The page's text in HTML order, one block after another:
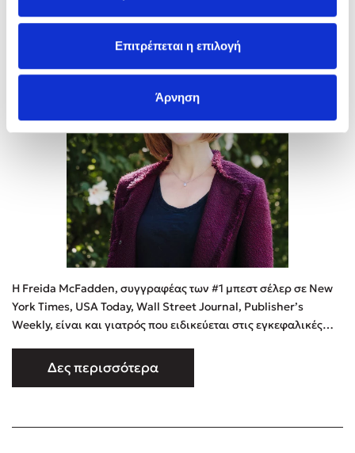
Επιτρέπεται η επιλογή
Άρνηση
Freida McFadden
Η Freida McFadden, συγγραφέας των #1 μπεστ σέλερ σε New
York Times, USA Today, Wall Street Journal, Publisher’s
Weekly, είναι και γιατρός που ειδικεύεται στις εγκεφαλικές
Award για το Best Paperback Original, όσο και το Goodreads
Choice Award για το καλύτερο θρίλερ. Τα μυθιστορήματά της
Δες περισσότερα